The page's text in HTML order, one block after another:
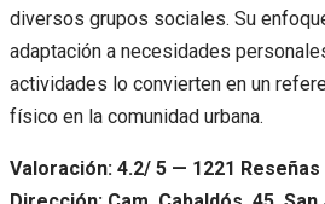
diversos grupos sociales. Su
adaptación a necesidades
actividades lo convierten en un
físico en la comunidad urbana.
Valoración: 4.2/ 5 — 1221 Reseñas